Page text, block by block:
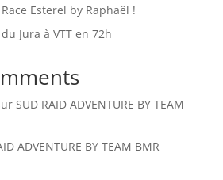
Esterel by Raphaël !
Jura à VTT en 72h
SUD RAID ADVENTURE BY TEAM
ADVENTURE BY TEAM BMR